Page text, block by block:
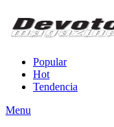
Popular
Hot
Tendencia
Menu